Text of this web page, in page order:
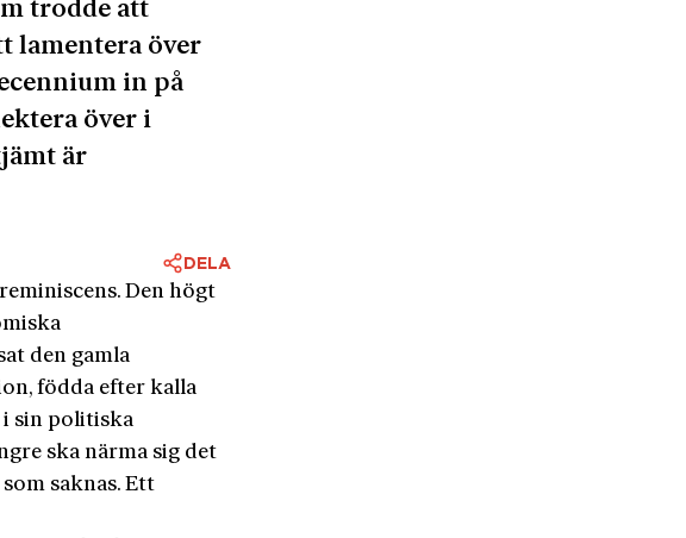
trodde att
lamentera över
in på
över i
är
DELA
Den högt
den gamla
födda efter kalla
sin politiska
ska närma sig det
saknas. Ett